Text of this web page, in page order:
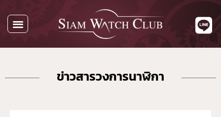
ข่าวสารวงการนาฬิกา